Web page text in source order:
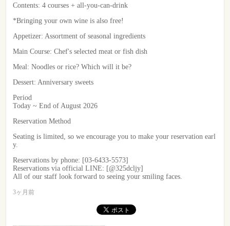
Contents: 4 courses + all-you-can-drink
*Bringing your own wine is also free!
Appetizer: Assortment of seasonal ingredients
Main Course: Chef's selected meat or fish dish
Meal: Noodles or rice? Which will it be?
Dessert: Anniversary sweets
Period
Today ~ End of August 2026
Reservation Method
Seating is limited, so we encourage you to make your reservation earl
y.
Reservations by phone: [03-6433-5573]
Reservations via official LINE: [@325dcljy]
All of our staff look forward to seeing your smiling faces.
3ヶ月前